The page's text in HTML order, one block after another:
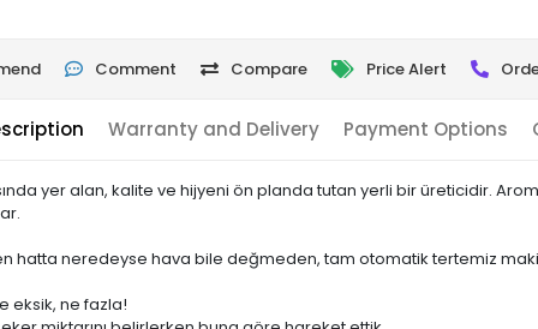
Comment Compare Price Alert
Warranty and Delivery Payment Options
yer alan, kalite ve hijyeni ön planda tutan yerli bir üreticidir.
hatta neredeyse hava bile değmeden, tam otomatik tertemiz
eksik, ne fazla!